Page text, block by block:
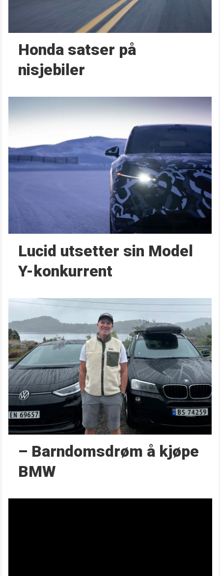
Honda satser på
nisjebiler
Lucid utsetter sin Model
Y-konkurrent
– Barndoms­drøm å kjøpe
BMW